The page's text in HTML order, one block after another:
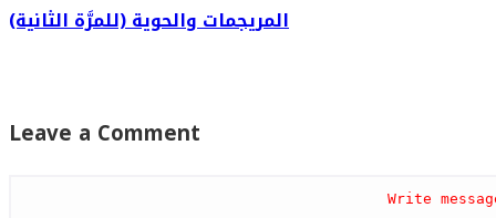
المريجمات والحوية (للمرَّة الثانية)
Leave a Comment